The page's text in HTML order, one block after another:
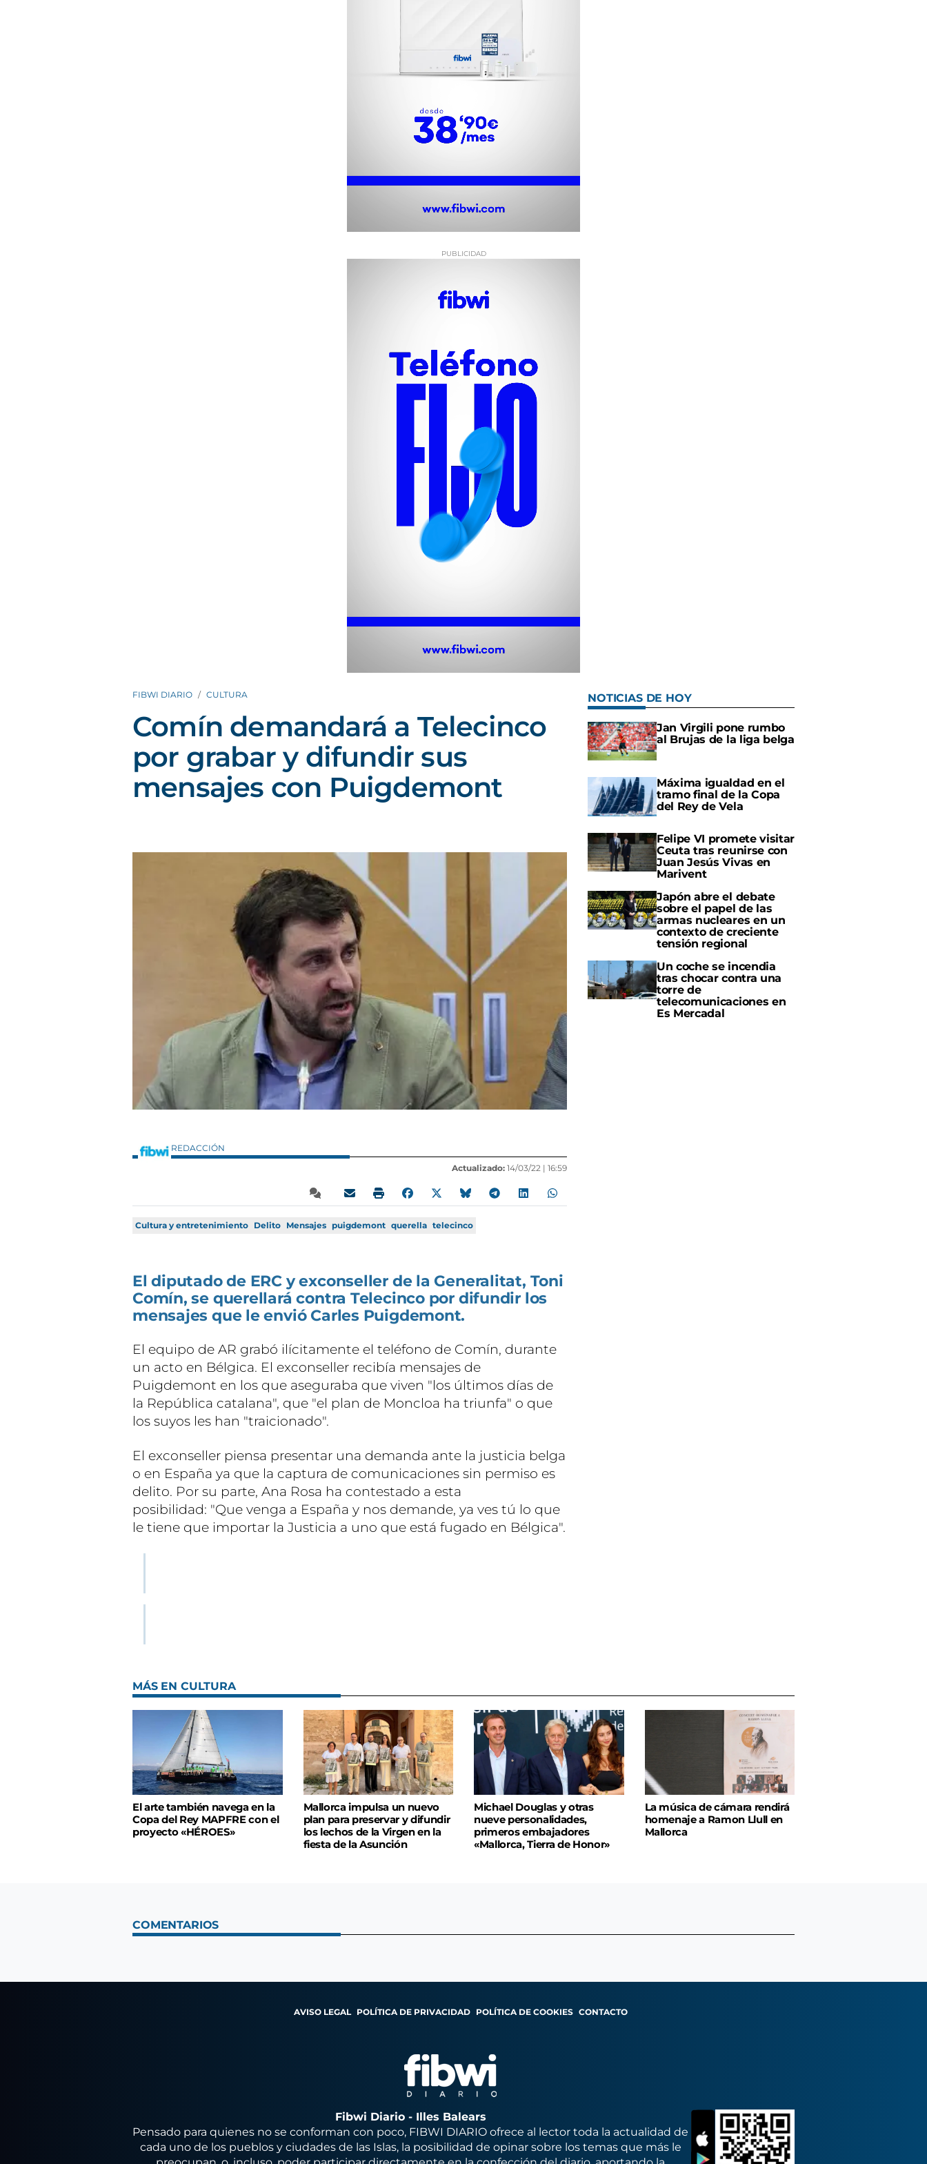
FIBWI DIARIO CULTURA
Comín demandará a Telecinco
por grabar y difundir sus
mensajes con Puigdemont
REDACCIÓN
Actualizado: 14/03/22 | 16:59
Cultura y entretenimiento Delito Mensajes puigdemont querella telecinco
El diputado de ERC y exconseller de la Generalitat, Toni
Comín, se querellará contra Telecinco por difundir los
mensajes que le envió Carles Puigdemont.
El equipo de AR grabó ilícitamente el teléfono de Comín, durante
un acto en Bélgica. El exconseller recibía mensajes de
Puigdemont en los que aseguraba que viven "los últimos días de
la República catalana", que "el plan de Moncloa ha triunfa" o que
los suyos les han "traicionado".
El exconseller piensa presentar una demanda ante la justicia belga
o en España ya que la captura de comunicaciones sin permiso es
delito. Por su parte, Ana Rosa ha contestado a esta
posibilidad: "Que venga a España y nos demande, ya ves tú lo que
le tiene que importar la Justicia a uno que está fugado en Bélgica".
NOTICIAS DE HOY
Jan Virgili pone rumbo
al Brujas de la liga belga
Máxima igualdad en el
tramo final de la Copa
del Rey de Vela
Felipe VI promete visitar
Ceuta tras reunirse con
Juan Jesús Vivas en
Marivent
Japón abre el debate
sobre el papel de las
armas nucleares en un
contexto de creciente
tensión regional
Un coche se incendia
tras chocar contra una
torre de
telecomunicaciones en
Es Mercadal
MÁS EN CULTURA
El arte también navega en la
Copa del Rey MAPFRE con el
proyecto «HÉROES»
Mallorca impulsa un nuevo
plan para preservar y difundir
los lechos de la Virgen en la
fiesta de la Asunción
Michael Douglas y otras
nueve personalidades,
primeros embajadores
«Mallorca, Tierra de Honor»
La música de cámara rendirá
homenaje a Ramon Llull en
Mallorca
COMENTARIOS
AVISO LEGAL POLÍTICA DE PRIVACIDAD POLÍTICA DE COOKIES CONTACTO
Fibwi Diario - Illes Balears
Pensado para quienes no se conforman con poco, FIBWI DIARIO ofrece al lector toda la actualidad de
cada uno de los pueblos y ciudades de las Islas, la posibilidad de opinar sobre los temas que más le